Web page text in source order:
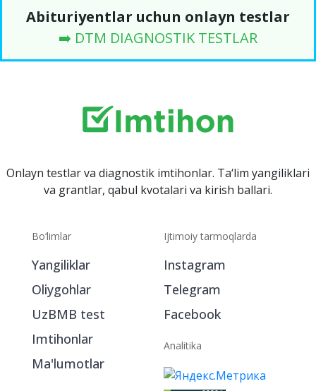
Abituriyentlar uchun onlayn testlar
➡️ DTM DIAGNOSTIK TESTLAR
Onlayn testlar va diagnostik imtihonlar. Ta‘lim yangiliklari
va grantlar, qabul kvotalari va kirish ballari.
Bo‘limlar
Yangiliklar
Oliygohlar
UzBMB test
Imtihonlar
Ma'lumotlar
Ijtimoiy tarmoqlarda
Instagram
Telegram
Facebook
Analitika